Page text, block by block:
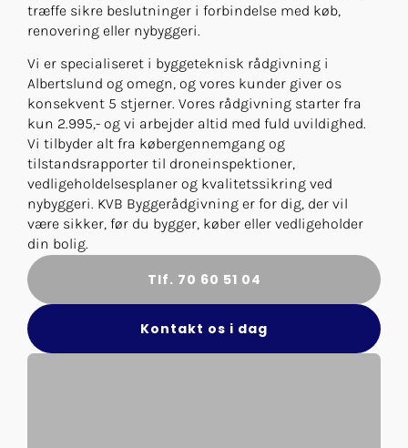
træffe sikre beslutninger i forbindelse med køb,
renovering eller nybyggeri.
Vi er specialiseret i byggeteknisk rådgivning i
Albertslund og omegn, og vores kunder giver os
konsekvent 5 stjerner. Vores rådgivning starter fra
kun 2.995,- og vi arbejder altid med fuld uvildighed.
Vi tilbyder alt fra købergennemgang og
tilstandsrapporter til droneinspektioner,
vedligeholdelsesplaner og kvalitetssikring ved
nybyggeri. KVB Byggerådgivning er for dig, der vil
være sikker, før du bygger, køber eller vedligeholder
din bolig.
Tlf. 70 60 51 04
Kontakt os i dag